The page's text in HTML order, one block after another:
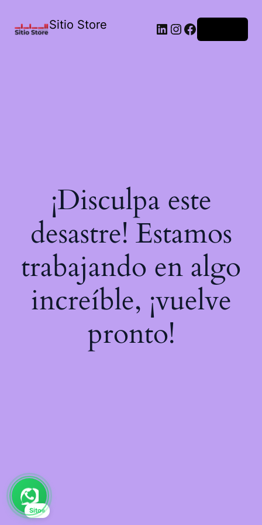
Sitio Store
¡Disculpa este
desastre! Estamos
trabajando en algo
increíble, ¡vuelve
pronto!
Sito